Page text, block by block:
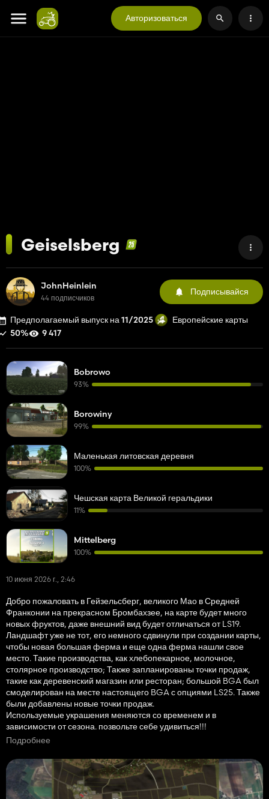
Авторизоваться
Geiselsberg
JohnHeinlein
44 подписчиков
Подписывайся
Предполагаемый выпуск на 11/2025
Европейские карты
50%
9 417
10 июня 2026 г., 2:46
Добро пожаловать в Гейзельсберг, великого Мао в Средней
Франконии на прекрасном Бромбахзее, на карте будет много
новых фруктов, даже внешний вид будет отличаться от LS19.
Ландшафт уже не тот, его немного сдвинули при создании карты,
чтобы новая большая ферма и еще одна ферма нашли свое
место. Такие производства, как хлебопекарное, молочное,
столярное производство; Также запланированы точки продаж,
такие как деревенский магазин или ресторан; большой BGA был
смоделирован на месте настоящего BGA с опциями LS25. Также
были добавлены новые точки продаж.
Используемые украшения меняются со временем и в
зависимости от сезона. позвольте себе удивиться!!!
Надеюсь, когда он будет закончен, он вам действительно
Подробнее
Bobrowo
93%
Borowiny
99%
Маленькая литовская деревня
100%
Чешская карта Великой геральдики
11%
Mittelberg
100%